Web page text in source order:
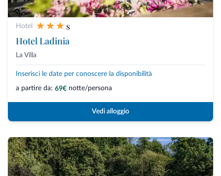
Hotel
s
Hotel Ladinia
La Villa
Inserisci le date per conoscere la disponibilità
a partire da: 69€ notte/persona
Vedi alloggio